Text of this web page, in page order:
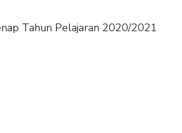
Tahun Pelajaran 2020/2021